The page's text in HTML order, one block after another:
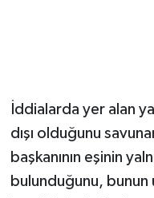
İddialarda yer alan
dışı olduğunu
başkanının eşinin
bulunduğunu,